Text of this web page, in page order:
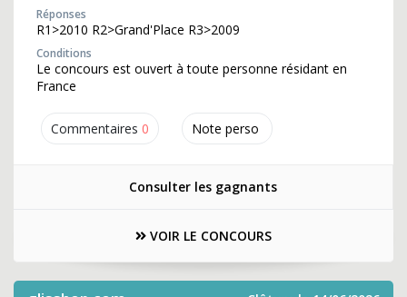
Commentaires 0 Note perso
Réponses
R1>2010 R2>Grand'Place R3>2009
Conditions
Le concours est ouvert à toute personne résidant en
France
Consulter les gagnants
VOIR LE CONCOURS